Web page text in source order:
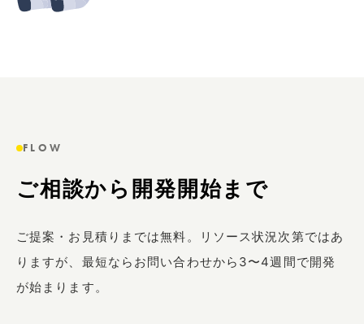
FLOW
ご相談から開発開始まで
ご提案・お見積りまでは無料。リソース状況次第ではあ
りますが、最短ならお問い合わせから3〜4週間で開発
が始まります。